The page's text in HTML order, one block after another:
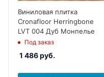
Виниловая плитка
Cronafloor Herringbone
LVT 004 Дуб Монпелье
Под заказ
1 486руб.